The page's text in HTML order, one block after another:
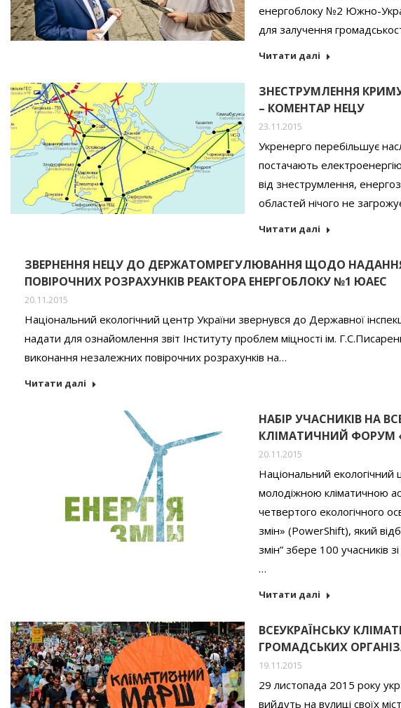
енергоблоку №2 Южно-
для залучення
Читати далі
ЗНЕСТРУМЛЕННЯ КРИМУ
– КОМЕНТАР НЕЦУ
23.11.2015
Укренерго перебільшує
постачають
від знеструмлення,
областей нічого не
Читати далі
ЗВЕРНЕННЯ НЕЦУ ДО ДЕРЖАТОМРЕГУЛЮВАННЯ ЩОДО
ПОВІРОЧНИХ РОЗРАХУНКІВ РЕАКТОРА ЕНЕРГОБЛОКУ №1 ЮАЕС
20.11.2015
Національний екологічний центр України звернувся до Державної
надати для ознайомлення звіт Інституту проблем міцності ім.
виконання незалежних повірочних розрахунків на…
Читати далі
НАБІР УЧАСНИКІВ НА
КЛІМАТИЧНИЙ ФОРУМ
20.11.2015
Національний
молодіжною кліматичною
четвертого екологічного
змін» (PowerShift), який
змін” збере 100 учасників
…
Читати далі
ВСЕУКРАЇНСЬКУ
ГРОМАДСЬКИХ
19.11.2015
29 листопада 2015 року
вийдуть на вулиці своїх